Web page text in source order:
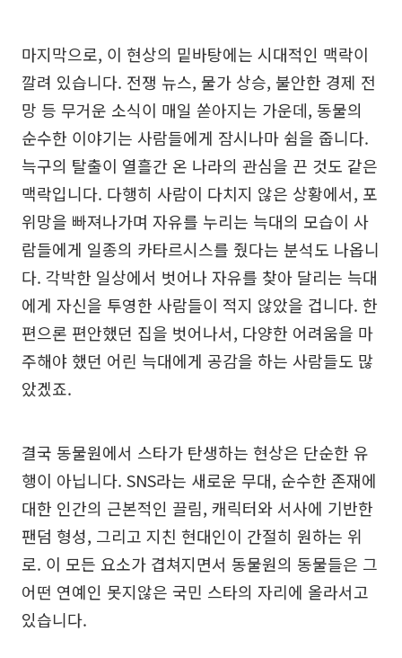
마지막으로, 이 현상의 밑바탕에는 시대적인 맥락이
깔려 있습니다. 전쟁 뉴스, 물가 상승, 불안한 경제 전
망 등 무거운 소식이 매일 쏟아지는 가운데, 동물의
순수한 이야기는 사람들에게 잠시나마 쉼을 줍니다.
늑구의 탈출이 열흘간 온 나라의 관심을 끈 것도 같은
맥락입니다. 다행히 사람이 다치지 않은 상황에서, 포
위망을 빠져나가며 자유를 누리는 늑대의 모습이 사
람들에게 일종의 카타르시스를 줬다는 분석도 나옵니
다. 각박한 일상에서 벗어나 자유를 찾아 달리는 늑대
에게 자신을 투영한 사람들이 적지 않았을 겁니다. 한
편으론 편안했던 집을 벗어나서, 다양한 어려움을 마
주해야 했던 어린 늑대에게 공감을 하는 사람들도 많
았겠죠.
결국 동물원에서 스타가 탄생하는 현상은 단순한 유
행이 아닙니다. SNS라는 새로운 무대, 순수한 존재에
대한 인간의 근본적인 끌림, 캐릭터와 서사에 기반한
팬덤 형성, 그리고 지친 현대인이 간절히 원하는 위
로. 이 모든 요소가 겹쳐지면서 동물원의 동물들은 그
어떤 연예인 못지않은 국민 스타의 자리에 올라서고
있습니다.